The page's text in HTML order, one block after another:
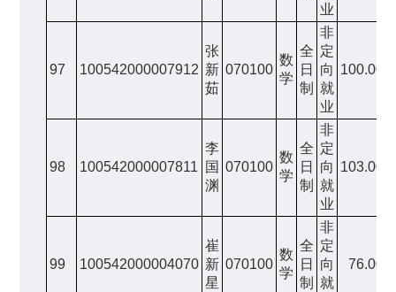
业
97 100542000007912
张
新
茹
070100
数
学
全
日
制
非
定
向
就
业
100.00
98 100542000007811
李
国
渊
070100
数
学
全
日
制
非
定
向
就
业
103.00
99 100542000004070
崔
新
星
070100
数
学
全
日
制
非
定
向
就
76.00